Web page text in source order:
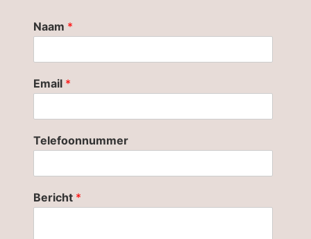
Naam *
Email *
Telefoonnummer
Bericht *